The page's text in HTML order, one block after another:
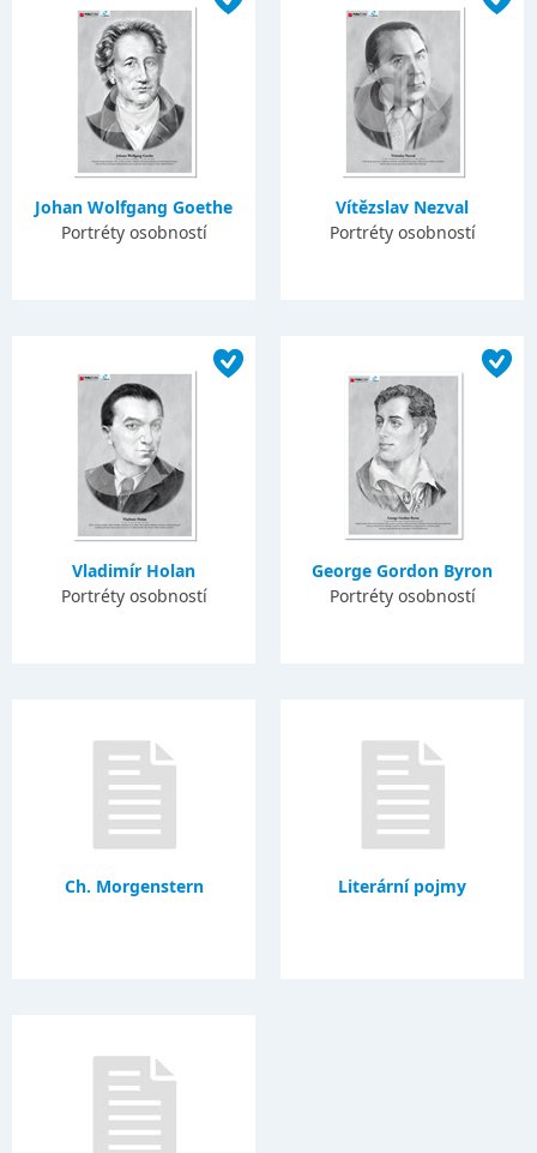
Johan Wolfgang Goethe
Portréty osobností
Vítězslav Nezval
Portréty osobností
Vladimír Holan
Portréty osobností
George Gordon Byron
Portréty osobností
Ch. Morgenstern Literární pojmy